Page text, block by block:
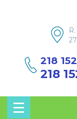
218
218